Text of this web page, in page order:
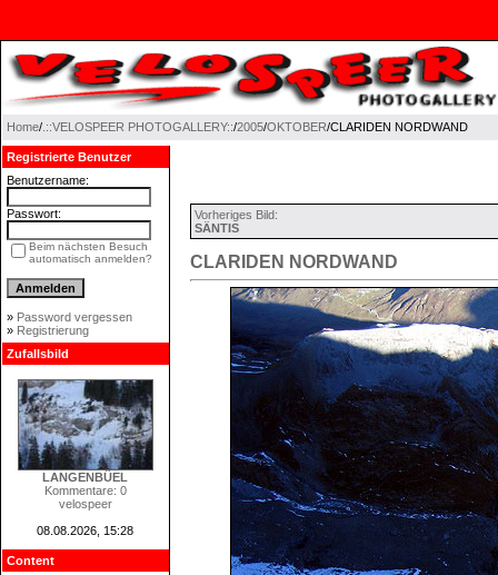
Home/ .::VELOSPEER PHOTOGALLERY::/2005/OKTOBER/CLARIDEN NORDWAND
Registrierte Benutzer
Benutzername:
Passwort:
Beim nächsten Besuch
automatisch anmelden?
» Password vergessen
» Registrierung
Zufallsbild
LANGENBÜEL
Kommentare: 0
velospeer
08.08.2026, 15:28
Content
Vorheriges Bild:
SÄNTIS
CLARIDEN NORDWAND